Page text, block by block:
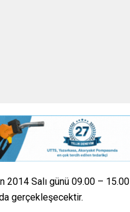
2014 Salı günü 09.00 – 15.00
gerçekleşecektir.